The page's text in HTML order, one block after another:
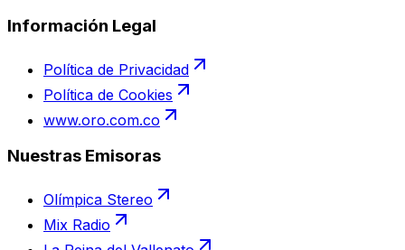
Información Legal
Política de Privacidad
Política de Cookies
www.oro.com.co
Nuestras Emisoras
Olímpica Stereo
Mix Radio